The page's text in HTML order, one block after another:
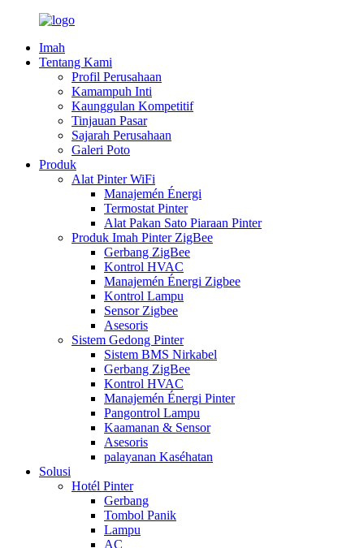
Imah
Tentang Kami
Profil Perusahaan
Kamampuh Inti
Kaunggulan Kompetitif
Tinjauan Pasar
Sajarah Perusahaan
Galeri Poto
Produk
Alat Pinter WiFi
Manajemén Énergi
Termostat Pinter
Alat Pakan Sato Piaraan Pinter
Produk Imah Pinter ZigBee
Gerbang ZigBee
Kontrol HVAC
Manajemén Énergi Zigbee
Kontrol Lampu
Sensor Zigbee
Asesoris
Sistem Gedong Pinter
Sistem BMS Nirkabel
Gerbang ZigBee
Kontrol HVAC
Manajemén Énergi Pinter
Pangontrol Lampu
Kaamanan & Sensor
Asesoris
palayanan Kaséhatan
Solusi
Hotél Pinter
Gerbang
Tombol Panik
Lampu
AC